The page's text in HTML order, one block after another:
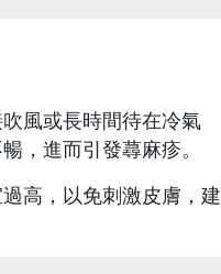
風或長時間待在冷氣
，進而引發蕁麻疹。
高，以免刺激皮膚，建